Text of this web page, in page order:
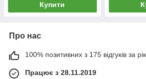
Купити
Про нас
100% позитивних з 175 відгуків за рік
Працює з 28.11.2019